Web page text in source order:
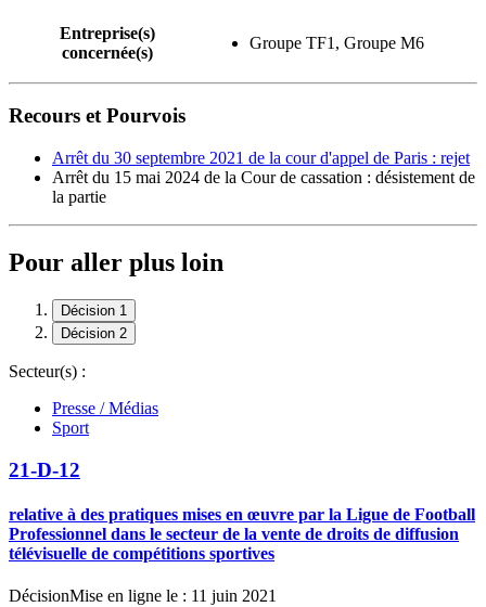
Entreprise(s)
concernée(s)
Groupe TF1, Groupe M6
Recours et Pourvois
Arrêt du 30 septembre 2021 de la cour d'appel de Paris : rejet
Arrêt du 15 mai 2024 de la Cour de cassation : désistement de
la partie
Pour aller plus loin
Décision 1
Décision 2
Secteur(s) :
Presse / Médias
Sport
21-D-12
relative à des pratiques mises en œuvre par la Ligue de Football
Professionnel dans le secteur de la vente de droits de diffusion
télévisuelle de compétitions sportives
DécisionMise en ligne le : 11 juin 2021